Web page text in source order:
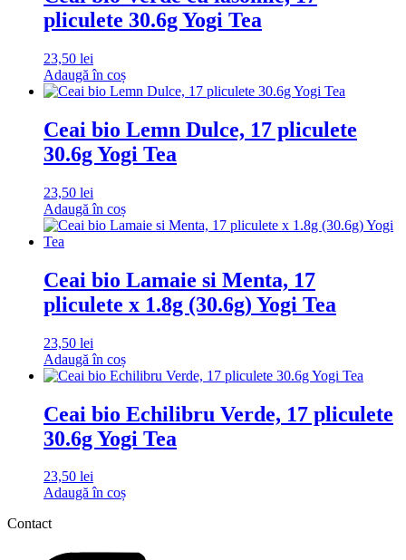
pliculete 30.6g Yogi Tea
23,50 lei
Adaugă în coș
Ceai bio Lemn Dulce, 17 pliculete
30.6g Yogi Tea
23,50 lei
Adaugă în coș
Ceai bio Lamaie si Menta, 17
pliculete x 1.8g (30.6g) Yogi Tea
23,50 lei
Adaugă în coș
Ceai bio Echilibru Verde, 17 pliculete
30.6g Yogi Tea
23,50 lei
Adaugă în coș
Contact